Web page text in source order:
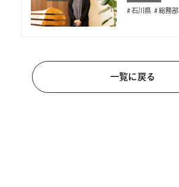
石川県 総務部
一覧に戻る